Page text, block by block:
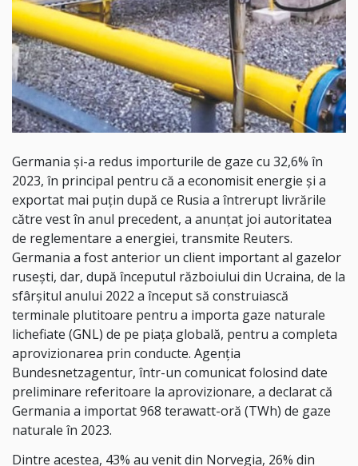
Germania şi-a redus importurile de gaze cu 32,6% în
2023, în principal pentru că a economisit energie şi a
exportat mai puţin după ce Rusia a întrerupt livrările
către vest în anul precedent, a anunţat joi autoritatea
de reglementare a energiei, transmite Reuters.
Germania a fost anterior un client important al gazelor
ruseşti, dar, după începutul războiului din Ucraina, de la
sfârşitul anului 2022 a început să construiască
terminale plutitoare pentru a importa gaze naturale
lichefiate (GNL) de pe piaţa globală, pentru a completa
aprovizionarea prin conducte. Agenţia
Bundesnetzagentur, într-un comunicat folosind date
preliminare referitoare la aprovizionare, a declarat că
Germania a importat 968 terawatt-oră (TWh) de gaze
naturale în 2023.
Dintre acestea, 43% au venit din Norvegia, 26% din